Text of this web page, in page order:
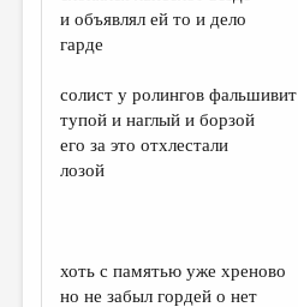
ОБЪЯВЛЕНИЯ
РЕДКОЛЛЕГИЯ
ОТ РЕДАКЦИИ
ЛИТЕРАТУРОВЕДЕНИЕ
и объявлял ей то и дело
гарде
солист у ролингов фальшивит
тупой и наглый и борзой
его за это отхлестали
лозой
хоть с памятью уже хреново
но не забыл гордей о нет